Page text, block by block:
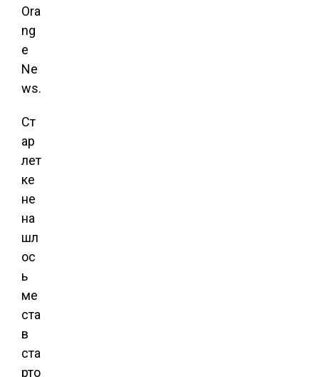
Ora
ng
e
Ne
ws.
Ст
ар
лет
ке
не
на
шл
ос
ь
ме
ста
в
ста
рто